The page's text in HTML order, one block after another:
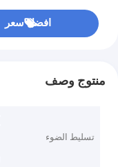
افضل سعر
منتوج وصف
تسليط الضوء